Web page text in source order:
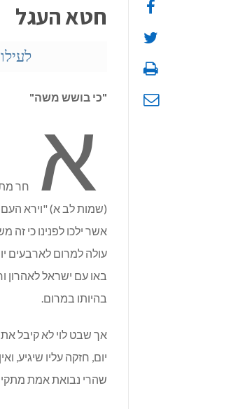
חטא העגל
"כי בושש משה"
א
חר
(שמות לב א) "וירא העם
אשר ילכו לפנינו כי
עולה למרום לארבעים
באו עם ישראל לאהרון
בהיותו במרום.
אך שבט לוי לא קיבל
יום, חזקה עליו שיגיע,
שהרי נבואת אמת